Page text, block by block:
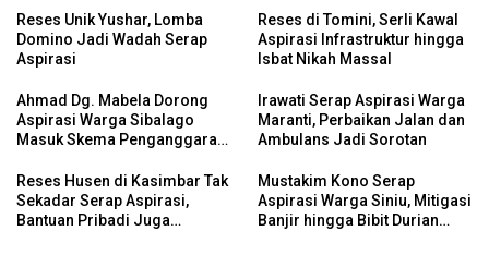
Reses Unik Yushar, Lomba
Domino Jadi Wadah Serap
Aspirasi
Reses di Tomini, Serli Kawal
Aspirasi Infrastruktur hingga
Isbat Nikah Massal
Ahmad Dg. Mabela Dorong
Aspirasi Warga Sibalago
Masuk Skema Penganggaran
Irawati Serap Aspirasi Warga
Maranti, Perbaikan Jalan dan
Ambulans Jadi Sorotan
Reses Husen di Kasimbar Tak
Sekadar Serap Aspirasi,
Bantuan Pribadi Juga
Mustakim Kono Serap
Aspirasi Warga Siniu, Mitigasi
Banjir hingga Bibit Durian